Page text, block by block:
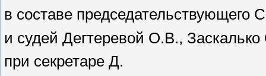
в составе председательствующего
и судей Дегтеревой О.В.,
при секретаре Д.